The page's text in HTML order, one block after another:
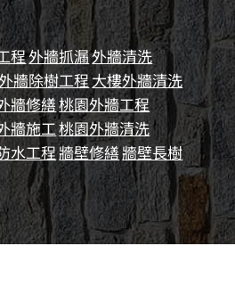
程外牆抓漏外牆清洗
外牆除樹工程 大樓外牆清洗
牆修繕桃園外牆工程
牆施工 桃園外牆清洗
水工程牆壁修繕牆壁長樹